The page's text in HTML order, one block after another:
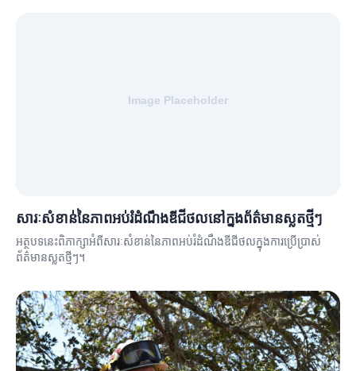
សារៈសំខាន់នៃភាពអប់រំដំណឹងឌីជីថលនៅក្នុងព័ត៌មានស្លតថ្មីៗ
អត្ថបទនេះពិភាក្សាអំពីសារៈសំខាន់នៃភាពអប់រំដំណឹងឌីជីថលក្នុងការប្រើប្រាស់
ព័ត៌មានស្លតថ្មីៗ។